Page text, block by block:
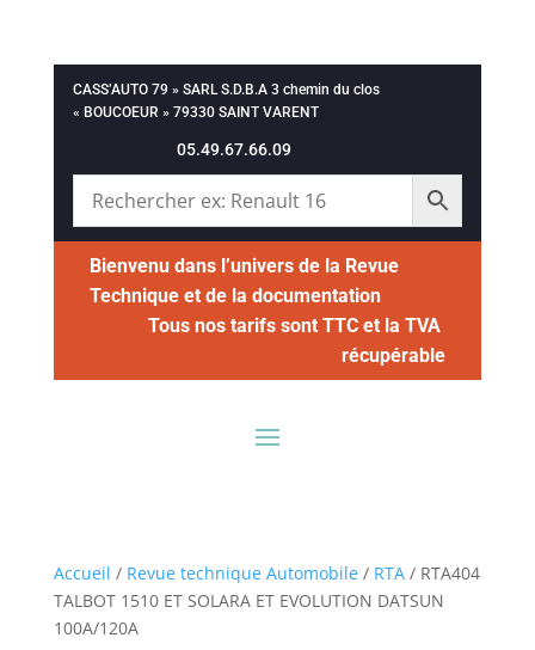
CASS’AUTO 79 » SARL S.D.B.A 3 chemin du clos
« BOUCOEUR » 79330 SAINT VARENT
05.49.67.66.09
Bienvenu dans l’univers de la Revue
Technique et de la documentation
Tous nos tarifs sont TTC et la TVA
récupérable
Accueil / Revue technique Automobile/ RTA/ RTA404
TALBOT 1510 ET SOLARA ET EVOLUTION DATSUN
100A/120A